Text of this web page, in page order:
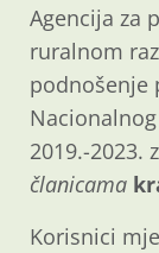
Agencija za
ruralnom
podnošenje
2019.-2023.
članicama
Korisnici